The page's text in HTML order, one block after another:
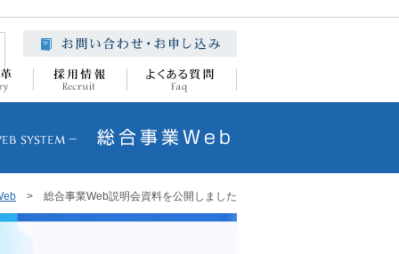
> 総合事業Web説明会資料を公開しました